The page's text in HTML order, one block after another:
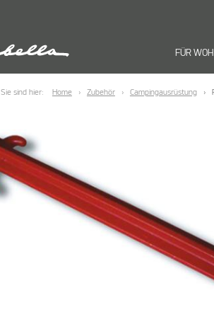
FÜR
Sie sind hier: Home Zubehör Campingausrüstung